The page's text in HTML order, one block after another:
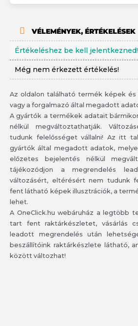
VÉLEMÉNYEK, ÉRTÉKELÉSEK
Értékeléshez be kell jelentkezned!
Még nem érkezett értékelés!
Az oldalon található termék képek
vagy a forgalmazó által megadott
A gyártók a termékek adatait
nélkül megváltoztathatják.
tudunk felelősséget vállalni! Az itt
gyártók által megadott adatok,
előzetes bejelentés nélkül
tájékozódjon a megrendelés
változásért, eltérésért nem tudunk
fent látható képek illusztrációk, a
lehet.
A OneClick.hu webáruház a legtöbb
tart fent raktárkészletet, vásárlás
leadott megrendelés után
beszállítóink raktárkészlete látható,
között változhat!